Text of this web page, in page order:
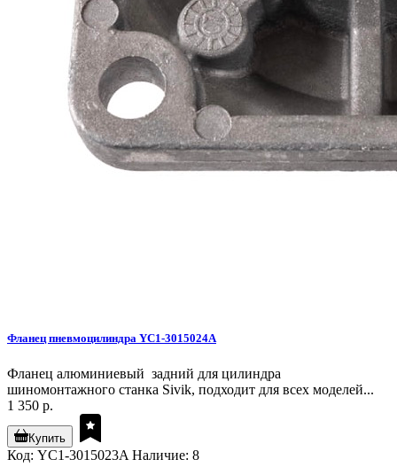
Фланец пневмоцилиндра YC1-3015024A
Фланец алюминиевый задний для цилиндра
шиномонтажного станка Sivik, подходит для всех моделей...
1 350 р.
Купить
Код: YC1-3015023A Наличие: 8